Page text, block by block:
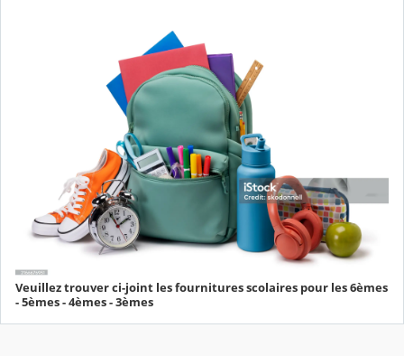
Veuillez trouver ci-joint les fournitures scolaires pour les 6èmes
- 5èmes - 4èmes - 3èmes